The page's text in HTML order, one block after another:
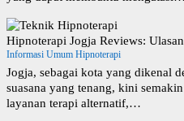
Hipnoterapi Jogja Reviews:
Informasi Umum Hipnoterapi
Jogja, sebagai kota yang dikenal
suasana yang tenang, kini
layanan terapi alternatif,…